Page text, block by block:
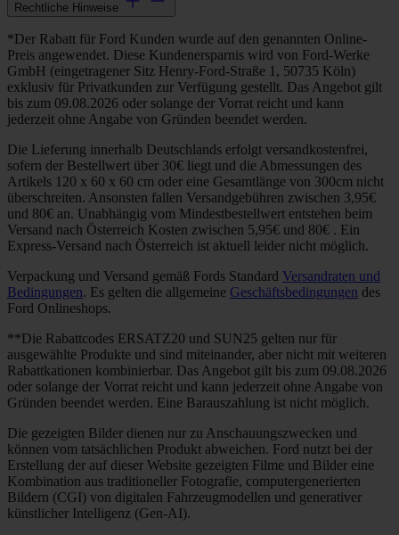
Rechtliche Hinweise
*Der Rabatt für Ford Kunden wurde auf den genannten Online-
Preis angewendet. Diese Kundenersparnis wird von Ford-Werke
GmbH (eingetragener Sitz Henry-Ford-Straße 1, 50735 Köln)
exklusiv für Privatkunden zur Verfügung gestellt. Das Angebot gilt
bis zum 09.08.2026 oder solange der Vorrat reicht und kann
jederzeit ohne Angabe von Gründen beendet werden.
Die Lieferung innerhalb Deutschlands erfolgt versandkostenfrei,
sofern der Bestellwert über 30€ liegt und die Abmessungen des
Artikels 120 x 60 x 60 cm oder eine Gesamtlänge von 300cm nicht
überschreiten. Ansonsten fallen Versandgebühren zwischen 3,95€
und 80€ an. Unabhängig vom Mindestbestellwert entstehen beim
Versand nach Österreich Kosten zwischen 5,95€ und 80€ . Ein
Express-Versand nach Österreich ist aktuell leider nicht möglich.
Verpackung und Versand gemäß Fords Standard Versandraten und
Bedingungen. Es gelten die allgemeine Geschäftsbedingungen des
Ford Onlineshops.
**Die Rabattcodes ERSATZ20 und SUN25 gelten nur für
ausgewählte Produkte und sind miteinander, aber nicht mit weiteren
Rabattkationen kombinierbar. Das Angebot gilt bis zum 09.08.2026
oder solange der Vorrat reicht und kann jederzeit ohne Angabe von
Gründen beendet werden. Eine Barauszahlung ist nicht möglich.
Die gezeigten Bilder dienen nur zu Anschauungszwecken und
können vom tatsächlichen Produkt abweichen. Ford nutzt bei der
Erstellung der auf dieser Website gezeigten Filme und Bilder eine
Kombination aus traditioneller Fotografie, computergenerierten
Bildern (CGI) von digitalen Fahrzeugmodellen und generativer
künstlicher Intelligenz (Gen-AI).